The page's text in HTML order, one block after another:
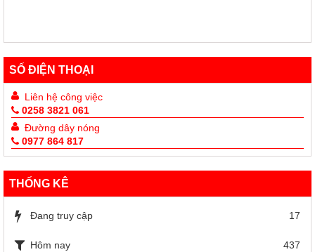
SỐ ĐIỆN THOẠI
Liên hệ công việc
0258 3821 061
Đường dây nóng
0977 864 817
THỐNG KÊ
Đang truy cập 17
Hôm nay
437